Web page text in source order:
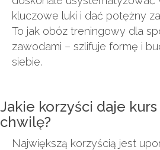
kluczowe luki i dać potężny
To jak obóz treningowy dla
zawodami – szlifuje formę i
siebie.
Jakie korzyści daje
chwilę?
Największą korzyścią jest